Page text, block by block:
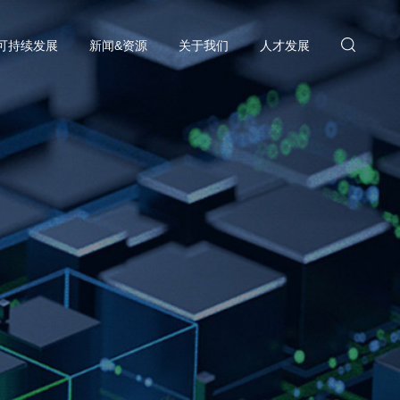
持续发展 新闻&资源 关于我们 人才发展